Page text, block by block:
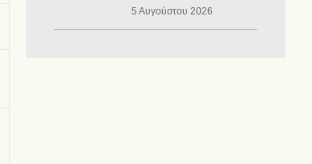
5 Αυγούστου 2026